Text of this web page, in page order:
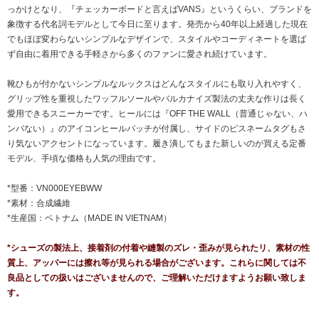
っかけとなり、『チェッカーボードと言えばVANS』というくらい、ブランドを
象徴する代名詞モデルとして今日に至ります。発売から40年以上経過した現在
でもほぼ変わらないシンプルなデザインで、スタイルやコーディネートを選ば
ず自由に着用できる手軽さから多くのファンに愛され続けています。
靴ひもが付かないシンプルなルックスはどんなスタイルにも取り入れやすく、
グリップ性を重視したワッフルソールやバルカナイズ製法の丈夫な作りは長く
愛用できるスニーカーです。ヒールには『OFF THE WALL（普通じゃない、ハ
ンパない）』のアイコンヒールパッチが付属し、サイドのピスネームタグもさ
り気ないアクセントになっています。履き潰してもまた新しいのが買える定番
モデル、手頃な価格も人気の理由です。
*型番：VN000EYEBWW
*素材：合成繊維
*生産国：ベトナム（MADE IN VIETNAM）
*シューズの製法上、接着剤の付着や縫製のズレ・歪みが見られたリ、素材の性
質上、アッパーには擦れ等が見られる場合がございます。これらに関しては不
良品としての扱いはございませんので、ご理解いただけますようお願い致しま
す。